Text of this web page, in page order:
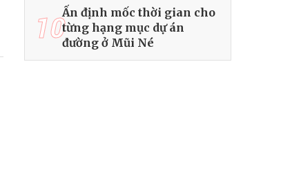
10Ấn định mốc thời gian cho
từng hạng mục dự án
đường ở Mũi Né